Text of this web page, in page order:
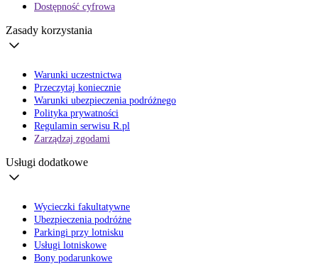
Dostępność cyfrowa
Zasady korzystania
Warunki uczestnictwa
Przeczytaj koniecznie
Warunki ubezpieczenia podróżnego
Polityka prywatności
Regulamin serwisu R.pl
Zarządzaj zgodami
Usługi dodatkowe
Wycieczki fakultatywne
Ubezpieczenia podróżne
Parkingi przy lotnisku
Usługi lotniskowe
Bony podarunkowe